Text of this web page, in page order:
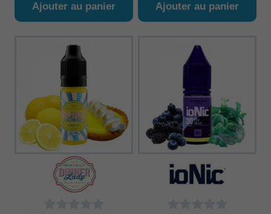
Ajouter au panier Ajouter au panier